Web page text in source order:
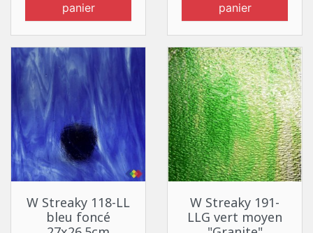
panier
panier
W Streaky 118-LL
bleu foncé
W Streaky 191-
LLG vert moyen